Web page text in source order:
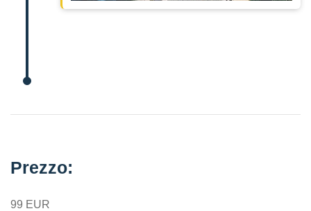
Prezzo:
99 EUR